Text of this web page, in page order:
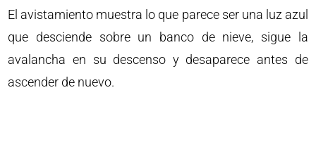
El avistamiento muestra lo que parece ser una luz azul
que desciende sobre un banco de nieve, sigue la
avalancha en su descenso y desaparece antes de
ascender de nuevo.